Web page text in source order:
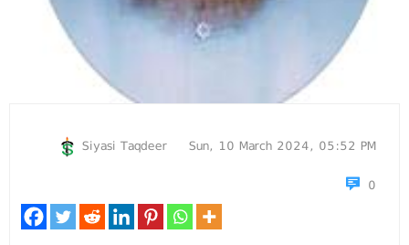
Siyasi Taqdeer
Sun, 10 March 2024, 05:52 PM
0